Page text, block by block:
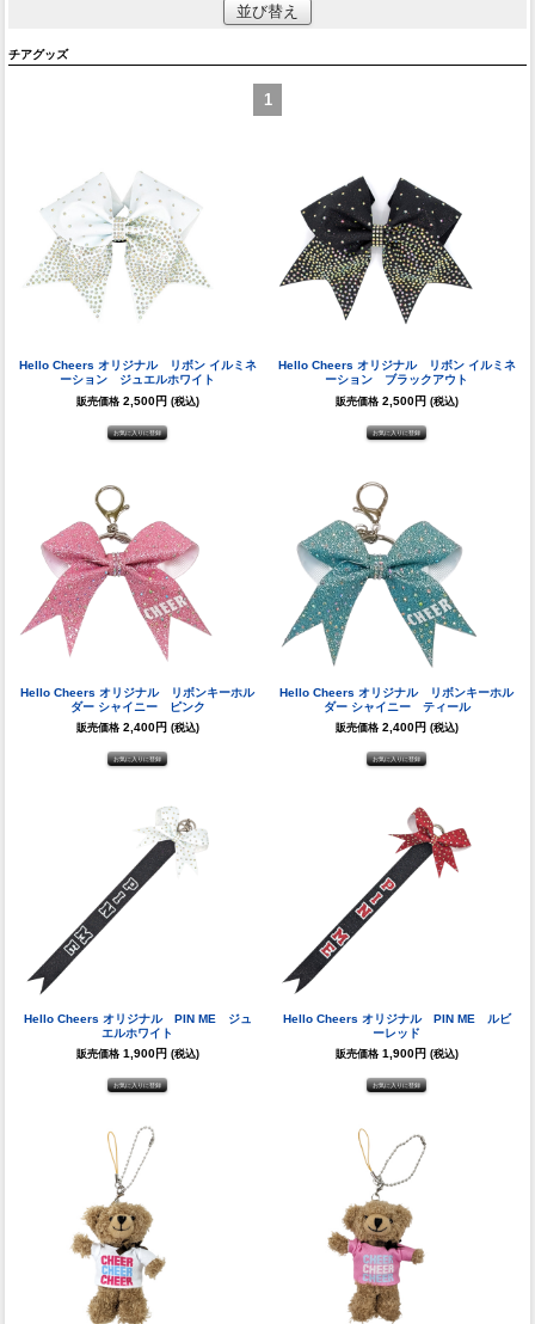
並び替え
チアグッズ
1
Hello Cheers オリジナル リボン イルミネ
ーション ジュエルホワイト
販売価格 2,500円 (税込)
Hello Cheers オリジナル リボン イルミネ
ーション ブラックアウト
販売価格 2,500円 (税込)
Hello Cheers オリジナル リボンキーホル
ダー シャイニー ピンク
販売価格 2,400円 (税込)
Hello Cheers オリジナル リボンキーホル
ダー シャイニー ティール
販売価格 2,400円 (税込)
Hello Cheers オリジナル PIN ME ジュ
エルホワイト
販売価格 1,900円 (税込)
Hello Cheers オリジナル PIN ME ルビ
ーレッド
販売価格 1,900円 (税込)